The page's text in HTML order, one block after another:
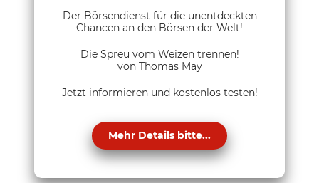
Der Börsendienst für die unentdeckten
Chancen an den Börsen der Welt!
Die Spreu vom Weizen trennen!
von Thomas May
Jetzt informieren und kostenlos testen!
Mehr Details bitte...